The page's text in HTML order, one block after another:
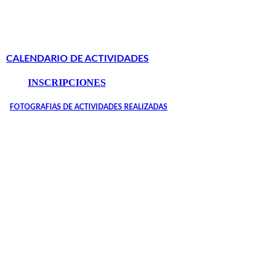
CALENDARIO DE ACTIVIDADES
INSCRIPCIONES
FOTOGRAFIAS DE ACTIVIDADES REALIZADAS